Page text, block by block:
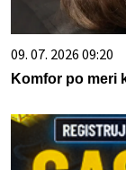
09. 07. 2026 09:20
Komfor po meri